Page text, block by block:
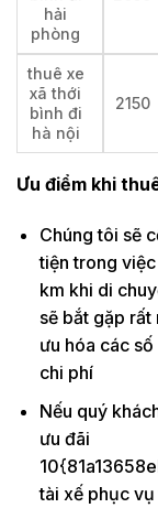
hải
phòng
thuê xe
xã thới
bình đi
hà nội
2150
Ưu điểm khi
Chúng tôi sẽ
tiện trong
km khi di
sẽ bắt gặp rất
ưu hóa các
chi phí
Nếu quý
ưu đãi
tài xế phục